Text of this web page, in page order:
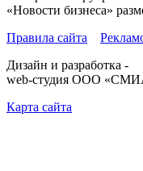
«Новости бизнеса»
Правила сайта
Дизайн и разработка -
web-студия ООО
Карта сайта